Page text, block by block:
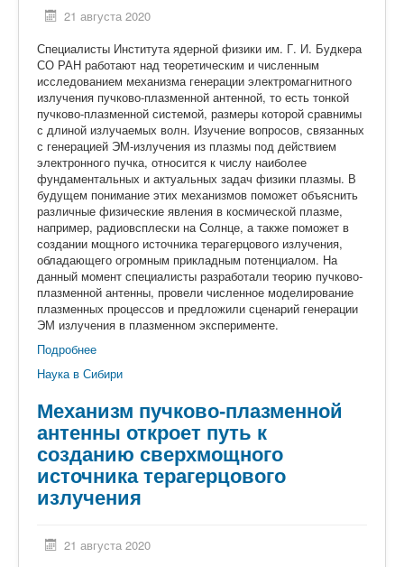
21 августа 2020
Специалисты Института ядерной физики им. Г. И. Будкера
СО РАН работают над теоретическим и численным
исследованием механизма генерации электромагнитного
излучения пучково-плазменной антенной, то есть тонкой
пучково-плазменной системой, размеры которой сравнимы
с длиной излучаемых волн. Изучение вопросов, связанных
с генерацией ЭМ-излучения из плазмы под действием
электронного пучка, относится к числу наиболее
фундаментальных и актуальных задач физики плазмы. В
будущем понимание этих механизмов поможет объяснить
различные физические явления в космической плазме,
например, радиовсплески на Солнце, а также поможет в
создании мощного источника терагерцового излучения,
обладающего огромным прикладным потенциалом. На
данный момент специалисты разработали теорию пучково-
плазменной антенны, провели численное моделирование
плазменных процессов и предложили сценарий генерации
ЭМ излучения в плазменном эксперименте.
Подробнее
Наука в Сибири
Механизм пучково-плазменной
антенны откроет путь к
созданию сверхмощного
источника терагерцового
излучения
21 августа 2020